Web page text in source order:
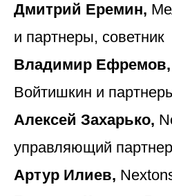
Дмитрий Еремин,
и партнеры, советник
Владимир Ефремов,
Войтишкин и
Алексей Захарько,
управляющий партнер
Артур Илиев,